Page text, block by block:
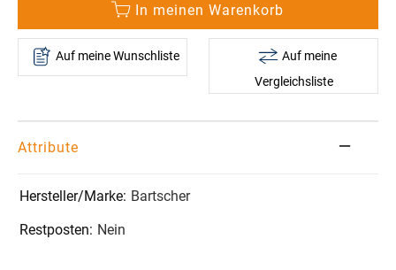
In meinen Warenkorb
Auf meine Wunschliste
Auf meine
Vergleichsliste
Attribute
Bartscher
Nein